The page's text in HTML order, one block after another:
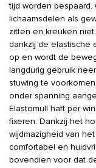
tijd worden
lichaamsdelen als
zitten en kreuken
dankzij de elastische
op en wordt de
langdurig gebruik
stuwing te
onder spanning
Elastomull haft per
fixeren. Dankzij het
wijdmazigheid van
comfortabel en
bovendien voor dat